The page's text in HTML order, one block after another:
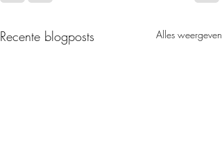
Recente blogposts Alles weergeven